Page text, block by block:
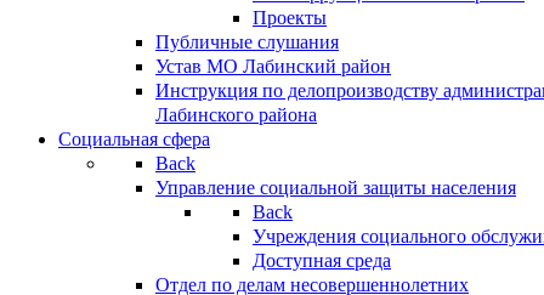
Проекты
Публичные слушания
Устав МО Лабинский район
Инструкция по делопроизводству
Лабинского района
Социальная сфера
Back
Управление социальной защиты населения
Back
Учреждения социального
Доступная среда
Отдел по делам несовершеннолетних